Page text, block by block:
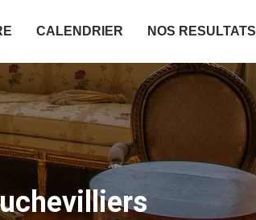
CALENDRIER NOS RESULTATS